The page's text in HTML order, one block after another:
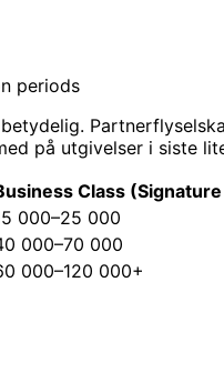
periods
på utgivelser i siste
Class
000–25 000
000–70 000
000–120 000+